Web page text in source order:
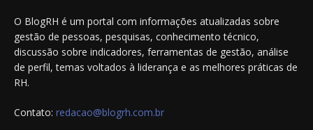
O BlogRH é um portal com informações atualizadas sobre
gestão de pessoas, pesquisas, conhecimento técnico,
discussão sobre indicadores, ferramentas de gestão, análise
de perfil, temas voltados à liderança e as melhores práticas de
RH.
Contato: redacao@blogrh.com.br